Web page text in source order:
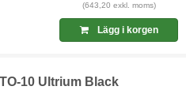
(643,20 exkl. moms)
Lägg i korgen
10 Ultrium Black